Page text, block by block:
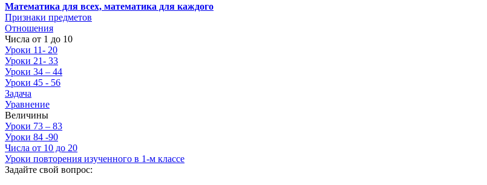
Математика для всех, математика для каждого
Признаки предметов
Отношения
Числа от 1 до 10
Уроки 11- 20
Уроки 21- 33
Уроки 34 – 44
Уроки 45 - 56
Задача
Уравнение
Величины
Уроки 73 – 83
Уроки 84 -90
Числа от 10 до 20
Уроки повторения изученного в 1-м классе
Задайте свой вопрос: